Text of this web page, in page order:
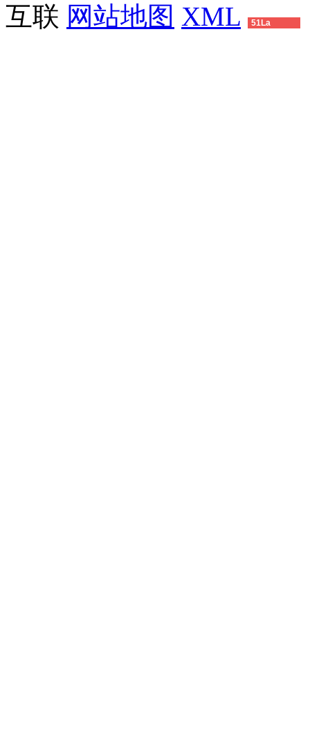
互联 网站地图 XML 51La